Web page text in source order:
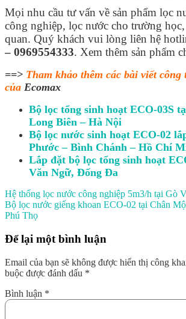
Mọi nhu cầu tư vấn về sản phẩm lọc
công nghiệp, lọc nước cho trường
quan. Quý khách vui lòng liên hệ
– 0969554333. Xem thêm sản phẩm
==> Tham khảo thêm các bài viết
của Ecomax
Bộ lọc tổng sinh hoạt ECO-03S
Long Biên – Hà Nội
Bộ lọc nước sinh hoạt ECO-02
Phước – Bình Chánh – Hồ Chí
Lắp đặt bộ lọc tổng sinh hoạt
Văn Ngữ, Đống Đa
Hệ thống lọc nước công nghiệp 5m3/h tại Gò
Bộ lọc nước giếng khoan ECO-02 tại Chân
Phú Thọ
Để lại một bình luận
Email của bạn sẽ không được hiển thị công
buộc được đánh dấu *
Bình luận *